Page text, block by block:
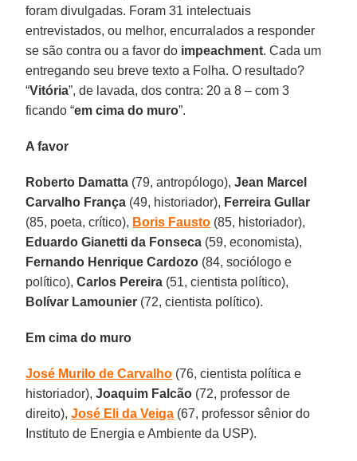
foram divulgadas. Foram 31 intelectuais
entrevistados, ou melhor, encurralados a responder
se são contra ou a favor do impeachment. Cada um
entregando seu breve texto a Folha. O resultado?
“Vitória”, de lavada, dos contra: 20 a 8 – com 3
ficando “em cima do muro”.
A favor
Roberto Damatta (79, antropólogo),Jean Marcel
Carvalho França (49, historiador), Ferreira Gullar
(85, poeta, crítico), Boris Fausto (85, historiador),
Eduardo Gianetti da Fonseca (59, economista),
Fernando Henrique Cardozo (84, sociólogo e
político),Carlos Pereira (51, cientista político),
Bolívar Lamounier (72, cientista político).
Em cima do muro
José Murilo de Carvalho (76, cientista política e
historiador),Joaquim Falcão (72, professor de
direito),José Eli da Veiga (67, professor sênior do
Instituto de Energia e Ambiente da USP).